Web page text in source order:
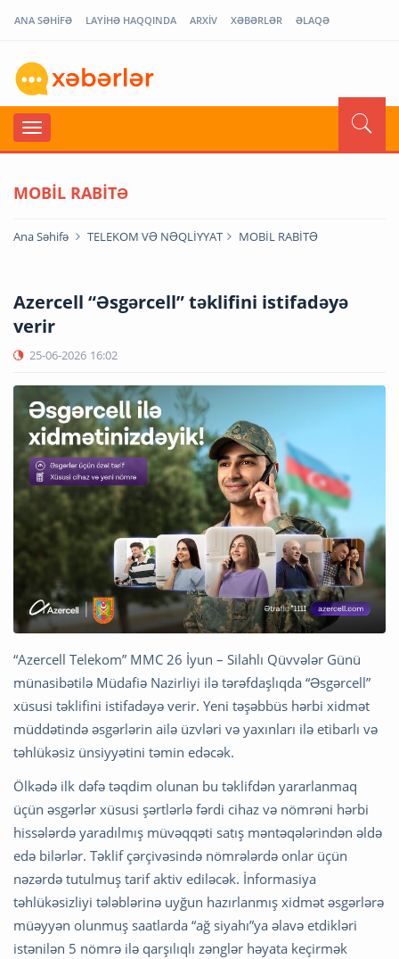
ANA SƏHİFƏ LAYİHƏ HAQQINDA ARXİV XƏBƏRLƏR ƏLAQƏ
MOBİL RABİTƏ
Ana Səhifə TELEKOM VƏ NƏQLİYYAT MOBİL RABİTƏ
Azercell “Əsgərcell” təklifini istifadəyə
verir
25-06-2026 16:02
“Azercell Telekom” MMC 26 İyun – Silahlı Qüvvələr Günü
münasibətilə Müdafiə Nazirliyi ilə tərəfdaşlıqda “Əsgərcell”
xüsusi təklifini istifadəyə verir. Yeni təşəbbüs hərbi xidmət
müddətində əsgərlərin ailə üzvləri və yaxınları ilə etibarlı və
təhlükəsiz ünsiyyətini təmin edəcək.
Ölkədə ilk dəfə təqdim olunan bu təklifdən yararlanmaq
üçün əsgərlər xüsusi şərtlərlə fərdi cihaz və nömrəni hərbi
hissələrdə yaradılmış müvəqqəti satış məntəqələrindən əldə
edə bilərlər. Təklif çərçivəsində nömrələrdə onlar üçün
nəzərdə tutulmuş tarif aktiv ediləcək. İnformasiya
təhlükəsizliyi tələblərinə uyğun hazırlanmış xidmət əsgərlərə
müəyyən olunmuş saatlarda “ağ siyahı”ya əlavə etdikləri
istənilən 5 nömrə ilə qarşılıqlı zənglər həyata keçirmək